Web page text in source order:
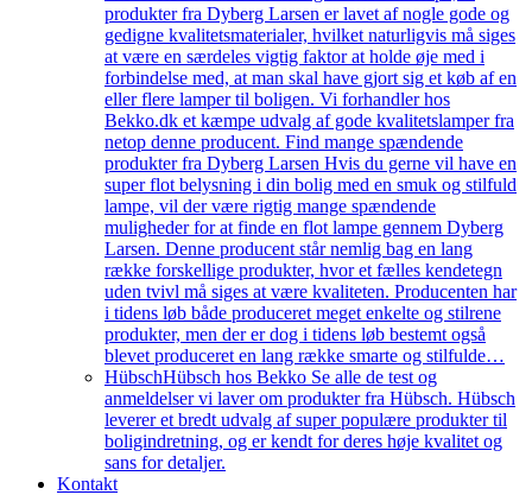
produkter fra Dyberg Larsen er lavet af nogle gode og
gedigne kvalitetsmaterialer, hvilket naturligvis må siges
at være en særdeles vigtig faktor at holde øje med i
forbindelse med, at man skal have gjort sig et køb af en
eller flere lamper til boligen. Vi forhandler hos
Bekko.dk et kæmpe udvalg af gode kvalitetslamper fra
netop denne producent. Find mange spændende
produkter fra Dyberg Larsen Hvis du gerne vil have en
super flot belysning i din bolig med en smuk og stilfuld
lampe, vil der være rigtig mange spændende
muligheder for at finde en flot lampe gennem Dyberg
Larsen. Denne producent står nemlig bag en lang
række forskellige produkter, hvor et fælles kendetegn
uden tvivl må siges at være kvaliteten. Producenten har
i tidens løb både produceret meget enkelte og stilrene
produkter, men der er dog i tidens løb bestemt også
blevet produceret en lang række smarte og stilfulde…
HübschHübsch hos Bekko Se alle de test og
anmeldelser vi laver om produkter fra Hübsch. Hübsch
leverer et bredt udvalg af super populære produkter til
boligindretning, og er kendt for deres høje kvalitet og
sans for detaljer.
Kontakt